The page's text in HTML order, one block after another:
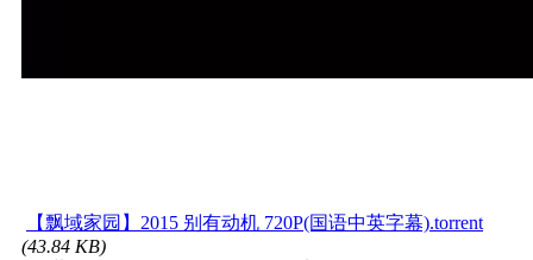
【飘域家园】2015 别有动机 720P(国语中英字幕).torrent
(43.84 KB)